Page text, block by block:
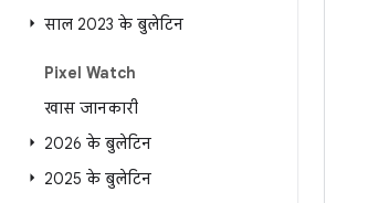
साल 2023 के बुलेटिन
Pixel Watch
खास जानकारी
2026 के बुलेटिन
2025 के बुलेटिन